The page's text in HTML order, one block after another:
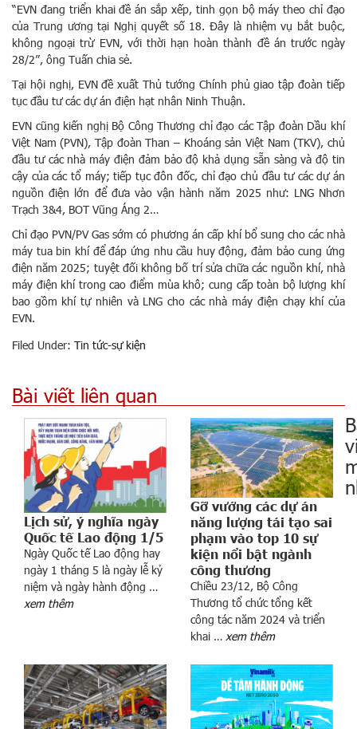
“EVN đang triển khai đề án sắp xếp, tinh gọn bộ máy theo chỉ đạo
của Trung ương tại Nghị quyết số 18. Đây là nhiệm vụ bắt buộc,
không ngoại trừ EVN, với thời hạn hoàn thành đề án trước ngày
28/2”, ông Tuấn chia sẻ.
Tại hội nghị, EVN đề xuất Thủ tướng Chính phủ giao tập đoàn tiếp
tục đầu tư các dự án điện hạt nhân Ninh Thuận.
EVN cũng kiến nghị Bộ Công Thương chỉ đạo các Tập đoàn Dầu khí
Việt Nam (PVN), Tập đoàn Than – Khoáng sản Việt Nam (TKV), chủ
đầu tư các nhà máy điện đảm bảo độ khả dụng sẵn sàng và độ tin
cậy của các tổ máy; tiếp tục đôn đốc, chỉ đạo chủ đầu tư các dự án
nguồn điện lớn để đưa vào vận hành năm 2025 như: LNG Nhơn
Trạch 3&4, BOT Vũng Áng 2…
Chỉ đạo PVN/PV Gas sớm có phương án cấp khí bổ sung cho các nhà
máy tua bin khí để đáp ứng nhu cầu huy động, đảm bảo cung ứng
điện năm 2025; tuyệt đối không bố trí sửa chữa các nguồn khí, nhà
máy điện khí trong cao điểm mùa khô; cung cấp toàn bộ lượng khí
bao gồm khí tự nhiên và LNG cho các nhà máy điện chạy khí của
EVN.
Filed Under: Tin tức-sự kiện
Bài viết liên quan
Lịch sử, ý nghĩa ngày
Quốc tế Lao động 1/5
Ngày Quốc tế Lao động hay
ngày 1 tháng 5 là ngày lễ kỷ
niệm và ngày hành động …
xem thêm
Gỡ vướng các dự án
năng lượng tái tạo sai
phạm vào top 10 sự
kiện nổi bật ngành
công thương
Chiều 23/12, Bộ Công
Thương tổ chức tổng kết
công tác năm 2024 và triển
khai … xem thêm